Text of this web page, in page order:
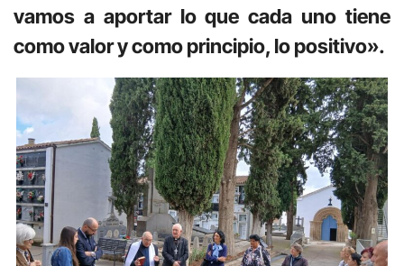
vamos a aportar lo que cada uno tiene
como valor y como principio, lo positivo».